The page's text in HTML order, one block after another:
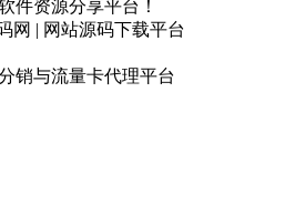
件资源分享平台！
网 | 网站源码下载平台
销与流量卡代理平台